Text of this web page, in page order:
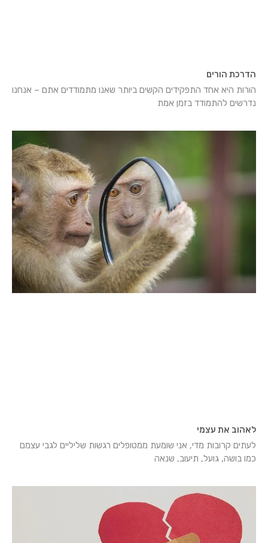
הדרכת הורים
הורות היא אחד התפקידים הקשים ביותר שאנו מתמודדים אתם – אנחנו
נדרשים להתמודד בזמן אמת
לאהוב את עצמי
לעתים קרובות מדי, אני שומעת ממטופלים רגשות שליליים לגבי עצמם
כמו בושה, גועל, תיעוב, שנאה